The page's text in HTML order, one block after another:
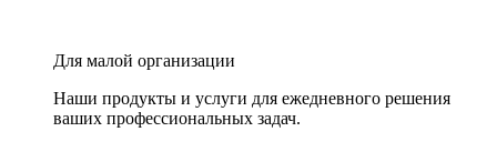
Для малой организации
Наши продукты и услуги для ежедневного решения
ваших профессиональных задач.